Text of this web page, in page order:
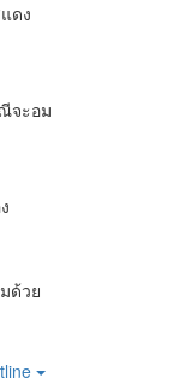
ดง
จะอม
ด้วย